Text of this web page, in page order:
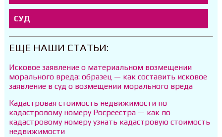
СУД
ЕЩЕ НАШИ СТАТЬИ:
Исковое заявление о материальном возмещении
морального вреда: образец — как составить исковое
заявление в суд о возмещении морального вреда
Кадастровая стоимость недвижимости по
кадастровому номеру Росреестра — как по
кадастровому номеру узнать кадастровую стоимость
недвижимости